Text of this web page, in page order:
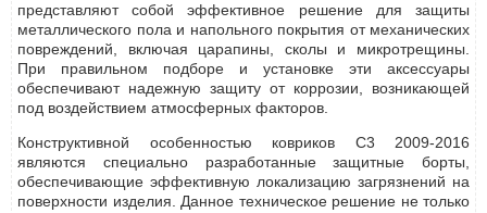
представляют собой эффективное решение для защиты
металлического пола и напольного покрытия от механических
повреждений, включая царапины, сколы и микротрещины.
При правильном подборе и установке эти аксессуары
обеспечивают надежную защиту от коррозии, возникающей
под воздействием атмосферных факторов.
Конструктивной особенностью ковриков C3 2009-2016
являются специально разработанные защитные борты,
обеспечивающие эффективную локализацию загрязнений на
поверхности изделия. Данное техническое решение не только